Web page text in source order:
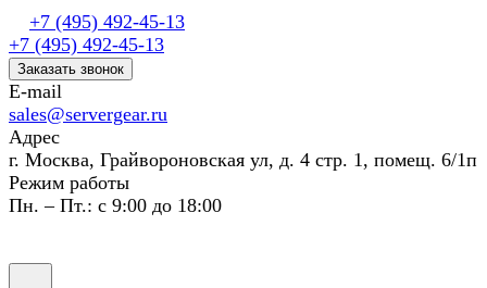
+7 (495) 492-45-13
+7 (495) 492-45-13
Заказать звонок
E-mail
sales@servergear.ru
Адрес
г. Москва, Грайвороновская ул, д. 4 стр. 1, помещ. 6/1п
Режим работы
Пн. – Пт.: с 9:00 до 18:00